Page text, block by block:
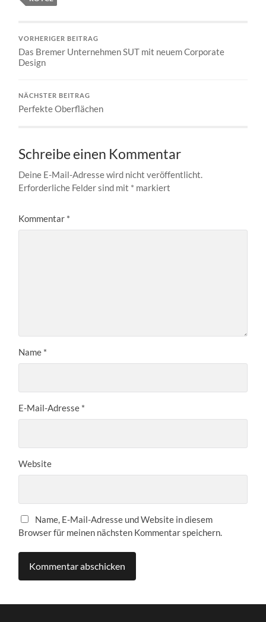
VORHERIGER BEITRAG
Das Bremer Unternehmen SUT mit neuem Corporate
Design
NÄCHSTER BEITRAG
Perfekte Oberflächen
Schreibe einen Kommentar
Deine E-Mail-Adresse wird nicht veröffentlicht.
Erforderliche Felder sind mit * markiert
Kommentar *
Name *
E-Mail-Adresse *
Website
Name, E-Mail-Adresse und Website in diesem
Browser für meinen nächsten Kommentar speichern.